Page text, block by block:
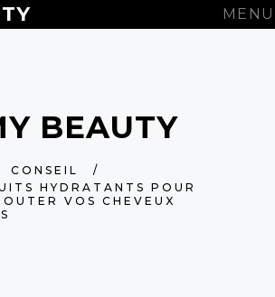
MENU
BEAUTY
CONSEIL
/
HYDRATANTS POUR
VOS CHEVEUX